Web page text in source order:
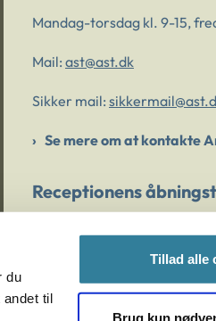
du
til
Tillad alle
Brug kun
Mandag-torsdag kl. 9-15,
Mail: ast@ast.dk
Sikker mail:
Se mere om at kontakte
Receptionens
Er du bekymret for et